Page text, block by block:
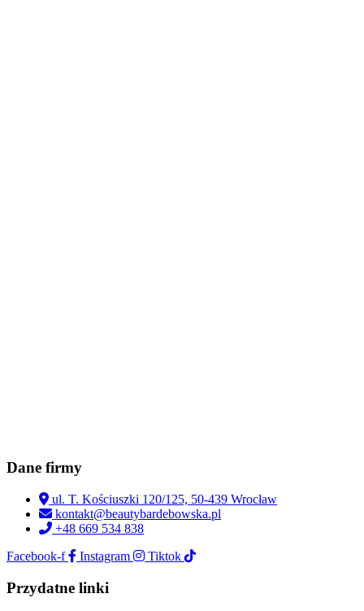
Dane firmy
ul. T. Kościuszki 120/125, 50-439 Wrocław
kontakt@beautybardebowska.pl
+48 669 534 838
Facebook-f
Instagram Tiktok
Przydatne linki